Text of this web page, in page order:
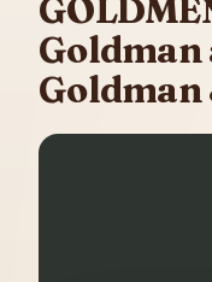
Goldman
Goldman